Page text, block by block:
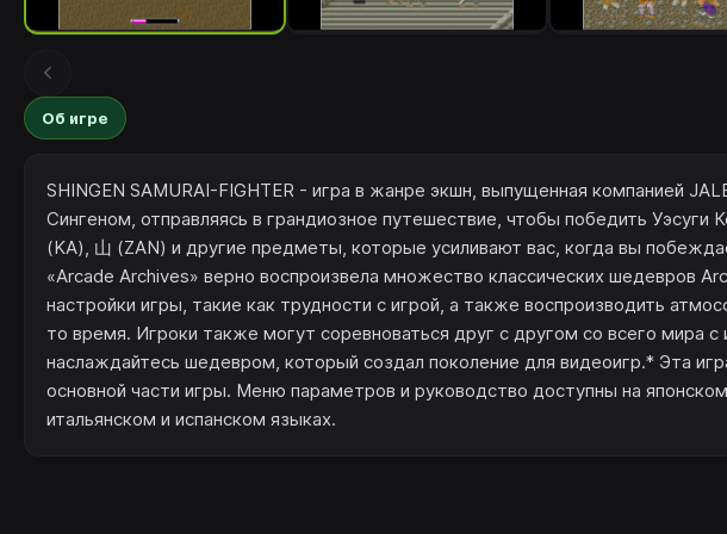
Об игре
SHINGEN SAMURAI-FIGHTER - игра в жанре экшн, выпущенная компанией
Сингеном, отправляясь в грандиозное путешествие, чтобы победить Уэсуги
(KA), 山 (ZAN) и другие предметы, которые усиливают вас, когда вы
«Arcade Archives» верно воспроизвела множество классических шедевров
настройки игры, такие как трудности с игрой, а также воспроизводить
то время. Игроки также могут соревноваться друг с другом со всего мира
наслаждайтесь шедевром, который создал поколение для видеоигр.* Эта
основной части игры. Меню параметров и руководство доступны на
итальянском и испанском языках.